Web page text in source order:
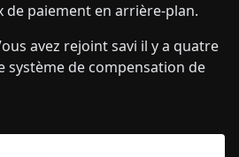
de paiement en arrière-plan.
avez rejoint savi il y a quatre
système de compensation de